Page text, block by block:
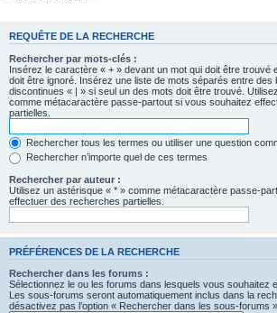
REQUÊTE DE LA RECHERCHE
Rechercher par mots-clés :
Insérez le caractère « + » devant un mot qui doit être trouvé
doit être ignoré. Insérez une liste de mots séparés entre des
discontinues « | » si seul un des mots doit être trouvé.
comme métacaractère passe-partout si vous souhaitez
partielles.
Rechercher tous les termes ou utiliser une question
Rechercher n’importe quel de ces termes
Rechercher par auteur :
Utilisez un astérisque « * » comme métacaractère passe-
effectuer des recherches partielles.
PRÉFÉRENCES DE LA RECHERCHE
Rechercher dans les forums :
Sélectionnez le ou les forums dans lesquels vous souhaitez
Les sous-forums seront automatiquement inclus dans la
désactivez pas l’option « Rechercher dans les sous-forums